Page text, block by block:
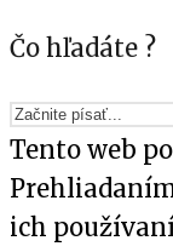
Čo hľadáte ?
Tento web
ich